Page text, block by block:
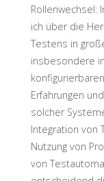
Rollenwechsel:
ich über die
Testens in
insbesondere
Erfahrungen
solcher
Integration von
Nutzung von
von